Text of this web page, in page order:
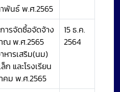
พันธ์ พ.ศ.2565
ารจัดซื้อจัดจ้าง
ณ พ.ศ.2565
หารเสริม(นม)
และโรงเรียน
คม พ.ศ.2565
15 ธ.ค.
2564